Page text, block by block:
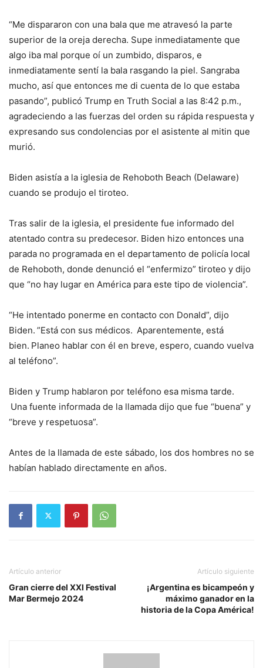
“Me dispararon con una bala que me atravesó la parte
superior de la oreja derecha. Supe inmediatamente que
algo iba mal porque oí un zumbido, disparos, e
inmediatamente sentí la bala rasgando la piel. Sangraba
mucho, así que entonces me di cuenta de lo que estaba
pasando”, publicó Trump en Truth Social a las 8:42 p.m.,
agradeciendo a las fuerzas del orden su rápida respuesta y
expresando sus condolencias por el asistente al mitin que
murió.
Biden asistía a la iglesia de Rehoboth Beach (Delaware)
cuando se produjo el tiroteo.
Tras salir de la iglesia, el presidente fue informado del
atentado contra su predecesor. Biden hizo entonces una
parada no programada en el departamento de policía local
de Rehoboth, donde denunció el “enfermizo” tiroteo y dijo
que “no hay lugar en América para este tipo de violencia”.
“He intentado ponerme en contacto con Donald”, dijo
Biden. ”Está con sus médicos. Aparentemente, está
bien. Planeo hablar con él en breve, espero, cuando vuelva
al teléfono”.
Biden y Trump hablaron por teléfono esa misma tarde.
Una fuente informada de la llamada dijo que fue “buena” y
“breve y respetuosa”.
Antes de la llamada de este sábado, los dos hombres no se
habían hablado directamente en años.
Artículo anterior
Gran cierre del XXI Festival
Mar Bermejo 2024
Artículo siguiente
¡Argentina es bicampeón y
máximo ganador en la
historia de la Copa América!